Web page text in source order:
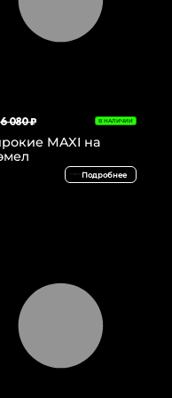
6 080 ₽ В НАЛИЧИИ
MAXI на
Подробнее